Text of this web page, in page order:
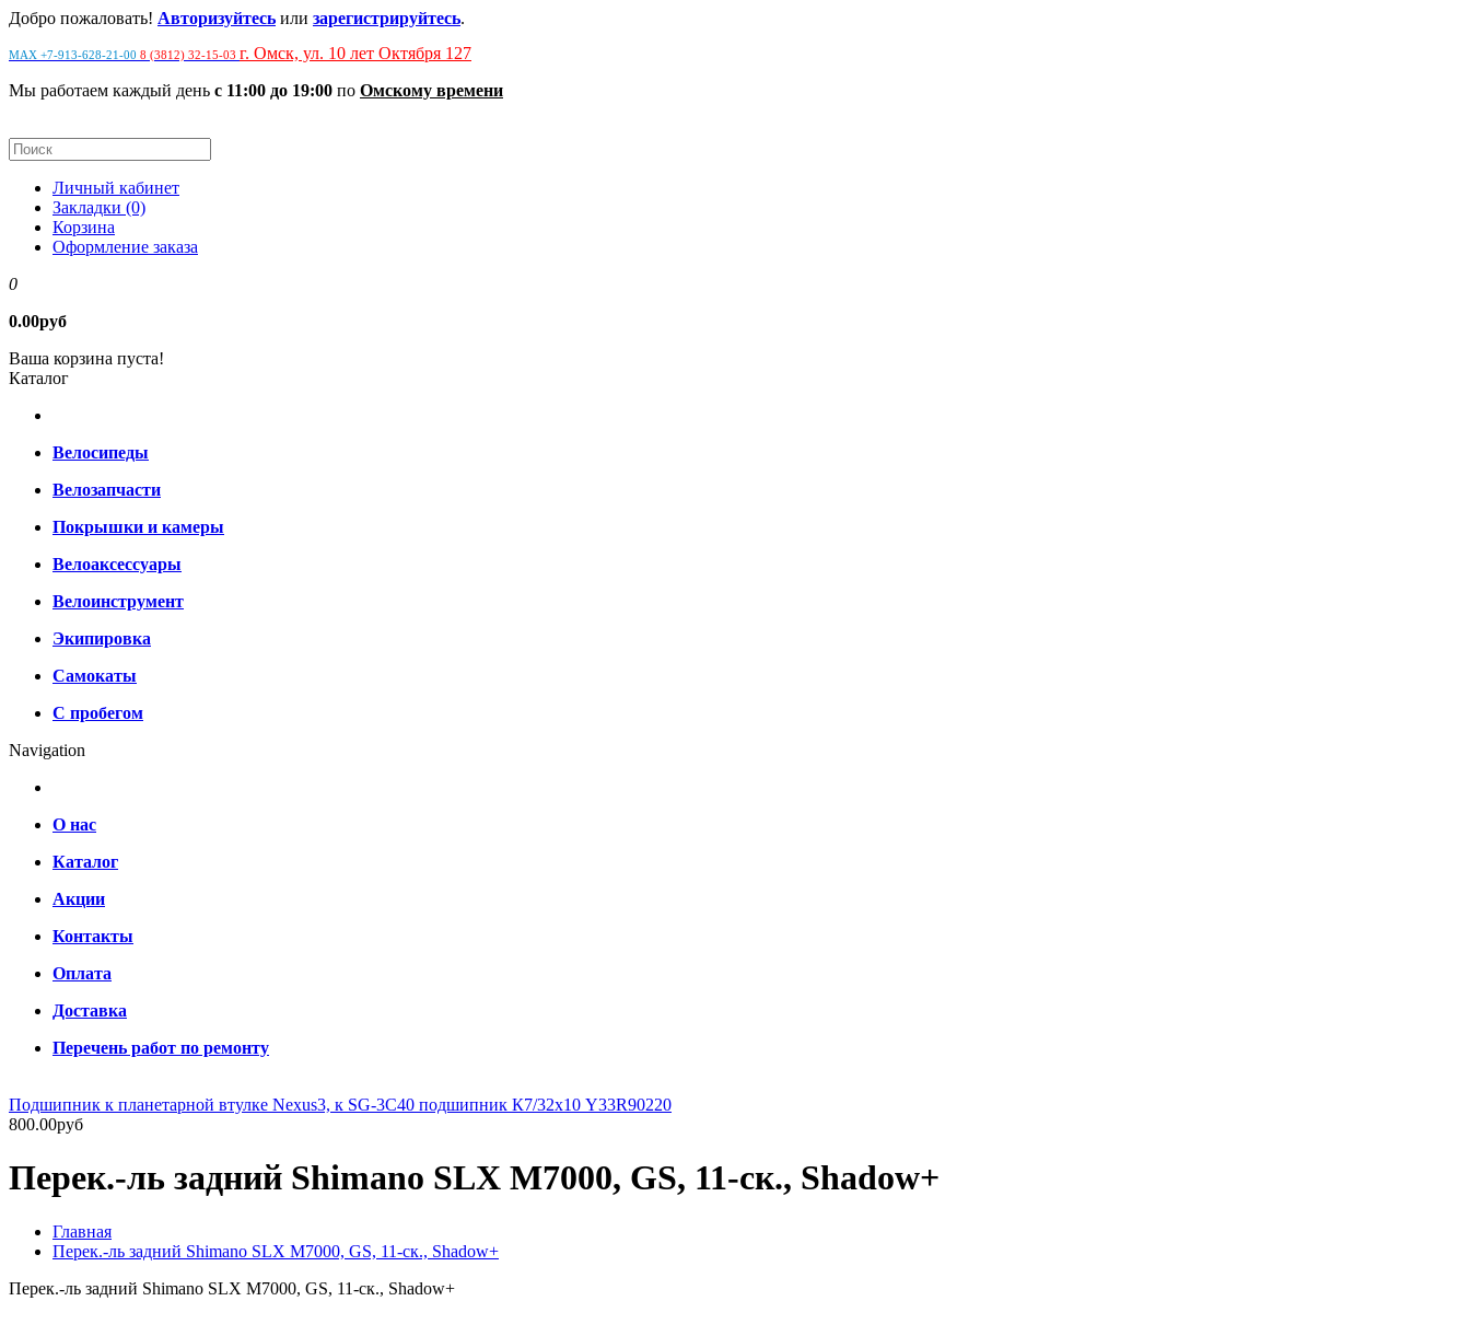
Добро пожаловать! Авторизуйтесь или зарегистрируйтесь.
MAX +7-913-628-21-00 8 (3812) 32-15-03 г. Омск, ул. 10 лет Октября 127
Мы работаем каждый день с 11:00 до 19:00 по Омскому времени
Личный кабинет
Закладки (0)
Корзина
Оформление заказа
0
0.00руб
Ваша корзина пуста!
Каталог
Велосипеды
Велозапчасти
Покрышки и камеры
Велоаксессуары
Велоинструмент
Экипировка
Самокаты
С пробегом
Navigation
О нас
Каталог
Акции
Контакты
Оплата
Доставка
Перечень работ по ремонту
Подшипник к планетарной втулке Nexus3, к SG-3C40 подшипник К7/32х10 Y33R90220
800.00руб
Перек.-ль задний Shimano SLX M7000, GS, 11-ск., Shadow+
Главная
Перек.-ль задний Shimano SLX M7000, GS, 11-ск., Shadow+
Перек.-ль задний Shimano SLX M7000, GS, 11-ск., Shadow+